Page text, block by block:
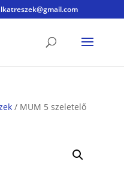
/ MUM 5 szeletelő